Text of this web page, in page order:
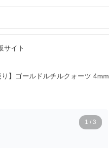
サイト
り】ゴールドルチルクォーツ 4mm
1 / 3